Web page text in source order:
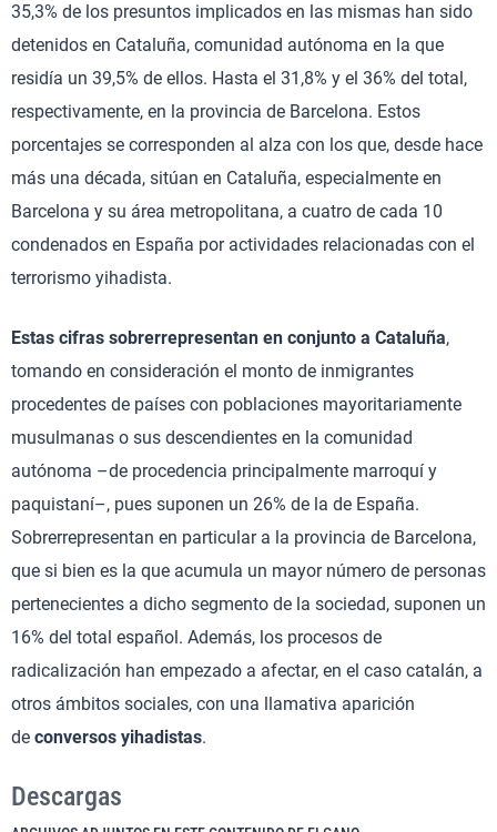
35,3% de los presuntos implicados en las mismas han sido
detenidos en Cataluña, comunidad autónoma en la que
residía un 39,5% de ellos. Hasta el 31,8% y el 36% del total,
respectivamente, en la provincia de Barcelona. Estos
porcentajes se corresponden al alza con los que, desde hace
más una década, sitúan en Cataluña, especialmente en
Barcelona y su área metropolitana, a cuatro de cada 10
condenados en España por actividades relacionadas con el
terrorismo yihadista.
Estas cifras sobrerrepresentan en conjunto a Cataluña,
tomando en consideración el monto de inmigrantes
procedentes de países con poblaciones mayoritariamente
musulmanas o sus descendientes en la comunidad
autónoma –de procedencia principalmente marroquí y
paquistaní–, pues suponen un 26% de la de España.
Sobrerrepresentan en particular a la provincia de Barcelona,
que si bien es la que acumula un mayor número de personas
pertenecientes a dicho segmento de la sociedad, suponen un
16% del total español. Además, los procesos de
radicalización han empezado a afectar, en el caso catalán, a
otros ámbitos sociales, con una llamativa aparición
de conversos yihadistas.
Descargas